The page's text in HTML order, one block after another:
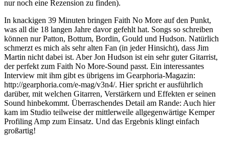
nur noch eine Rezension zu finden).
In knackigen 39 Minuten bringen Faith No More auf den Punkt,
was all die 18 langen Jahre davor gefehlt hat. Songs so schreiben
können nur Patton, Bottum, Bordin, Gould und Hudson. Natürlich
schmerzt es mich als sehr alten Fan (in jeder Hinsicht), dass Jim
Martin nicht dabei ist. Aber Jon Hudson ist ein sehr guter Gitarrist,
der perfekt zum Faith No More-Sound passt. Ein interessantes
Interview mit ihm gibt es übrigens im Gearphoria-Magazin:
http://gearphoria.com/e-mag/v3n4/. Hier spricht er ausführlich
darüber, mit welchen Gitarren, Verstärkern und Effekten er seinen
Sound hinbekommt. Überraschendes Detail am Rande: Auch hier
kam im Studio teilweise der mittlerweile allgegenwärtige Kemper
Profiling Amp zum Einsatz. Und das Ergebnis klingt einfach
großartig!